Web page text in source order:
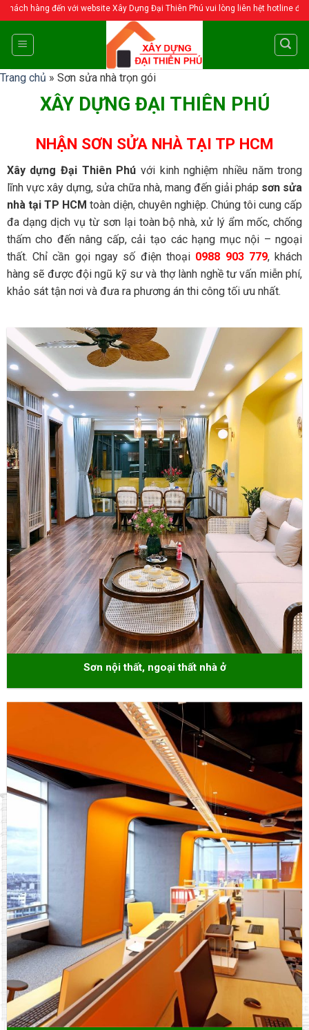
Skip
to
content
website Xây Dựng Đại Thiên Phú vui lòng liên hệt hotline để được tư vấn chi
Trang chủ » Sơn sửa nhà trọn gói
XÂY DỰNG ĐẠI THIÊN PHÚ
NHẬN SƠN SỬA NHÀ TẠI TP HCM
Xây dựng Đại Thiên Phú với kinh nghiệm nhiều năm trong
lĩnh vực xây dựng, sửa chữa nhà, mang đến giải pháp sơn sửa
nhà tại TP HCM toàn diện, chuyên nghiệp. Chúng tôi cung cấp
đa dạng dịch vụ từ sơn lại toàn bộ nhà, xử lý ẩm mốc, chống
thấm cho đến nâng cấp, cải tạo các hạng mục nội – ngoại
thất. Chỉ cần gọi ngay số điện thoại 0988 903 779, khách
hàng sẽ được đội ngũ kỹ sư và thợ lành nghề tư vấn miễn phí,
khảo sát tận nơi và đưa ra phương án thi công tối ưu nhất.
Sơn nội thất, ngoại thất nhà ở